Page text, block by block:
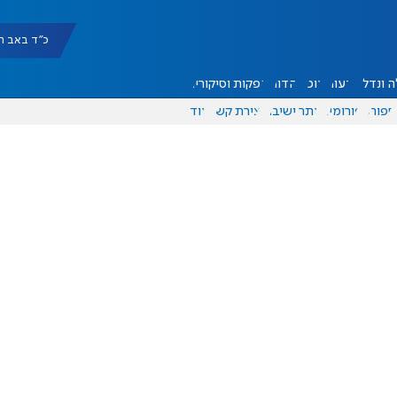
כ"ד באב תשפ"ו
ונדל"ן דעות אוכל יהדות הפקות וסיקורים
ספורט פורומים אתר ישיבה יצירת קשר עוד